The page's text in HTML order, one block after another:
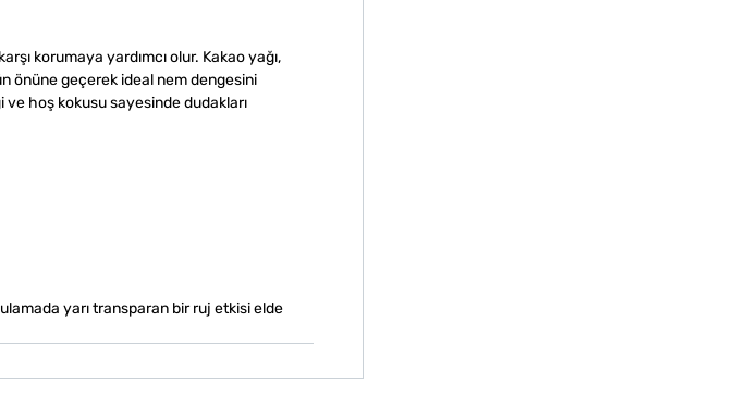
korumaya yardımcı olur. Kakao yağı,
önüne geçerek ideal nem dengesini
ve hoş kokusu sayesinde dudakları
yarı transparan bir ruj etkisi elde